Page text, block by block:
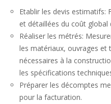
Etablir les devis estimatifs:
et détaillées du coût global
Réaliser les métrés:
les matériaux, ouvrages et
nécessaires à la
les spécifications
Préparer les décomptes
pour la facturation.